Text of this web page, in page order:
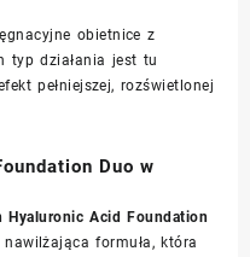
obietnice z
typ działania jest tu
pełniejszej, rozświetlonej
Duo w
Hyaluronic Acid Foundation
nawilżająca formuła, która